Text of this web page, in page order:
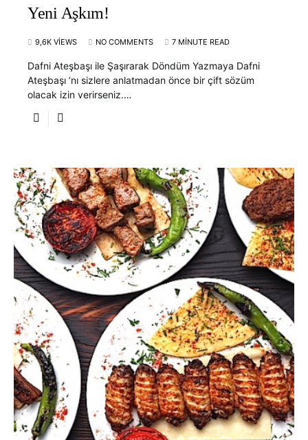
Yeni Aşkım!
9,6K VIEWS NO COMMENTS 7 MINUTE READ
Dafni Ateşbaşı ile Şaşırarak Döndüm Yazmaya Dafni
Ateşbaşı ’nı sizlere anlatmadan önce bir çift sözüm
olacak izin verirseniz.…